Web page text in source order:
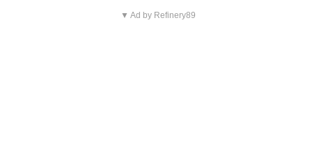
▼ Ad by Refinery89